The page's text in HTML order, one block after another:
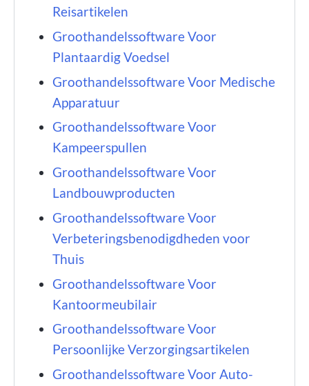
Reisartikelen
Groothandelssoftware Voor
Plantaardig Voedsel
Groothandelssoftware Voor Medische
Apparatuur
Groothandelssoftware Voor
Kampeerspullen
Groothandelssoftware Voor
Landbouwproducten
Groothandelssoftware Voor
Verbeteringsbenodigdheden voor
Thuis
Groothandelssoftware Voor
Kantoormeubilair
Groothandelssoftware Voor
Persoonlijke Verzorgingsartikelen
Groothandelssoftware Voor Auto-